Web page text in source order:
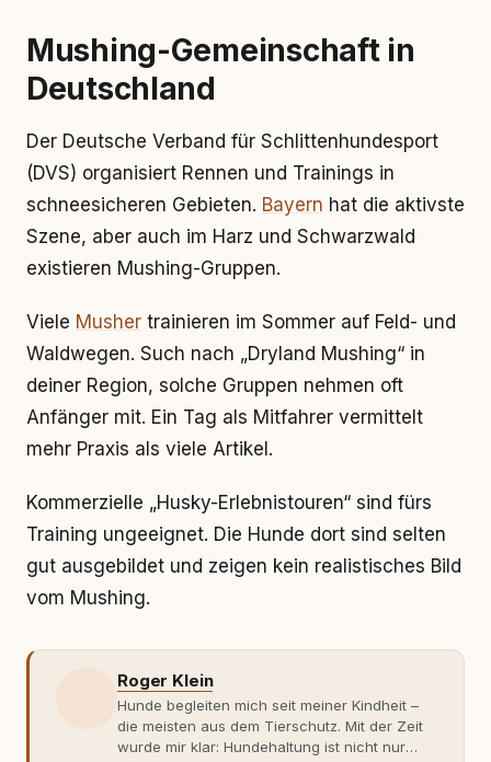
Mushing-Gemeinschaft in
Deutschland
Der Deutsche Verband für Schlittenhundesport
(DVS) organisiert Rennen und Trainings in
schneesicheren Gebieten. Bayern hat die aktivste
Szene, aber auch im Harz und Schwarzwald
existieren Mushing-Gruppen.
Viele Musher trainieren im Sommer auf Feld- und
Waldwegen. Such nach „Dryland Mushing“ in
deiner Region, solche Gruppen nehmen oft
Anfänger mit. Ein Tag als Mitfahrer vermittelt
mehr Praxis als viele Artikel.
Kommerzielle „Husky-Erlebnistouren“ sind fürs
Training ungeeignet. Die Hunde dort sind selten
gut ausgebildet und zeigen kein realistisches Bild
vom Mushing.
Roger Klein
Hunde begleiten mich seit meiner Kindheit –
die meisten aus dem Tierschutz. Mit der Zeit
wurde mir klar: Hundehaltung ist nicht nur